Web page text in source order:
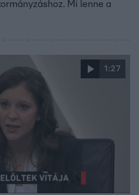
Mi lenne a
1:27